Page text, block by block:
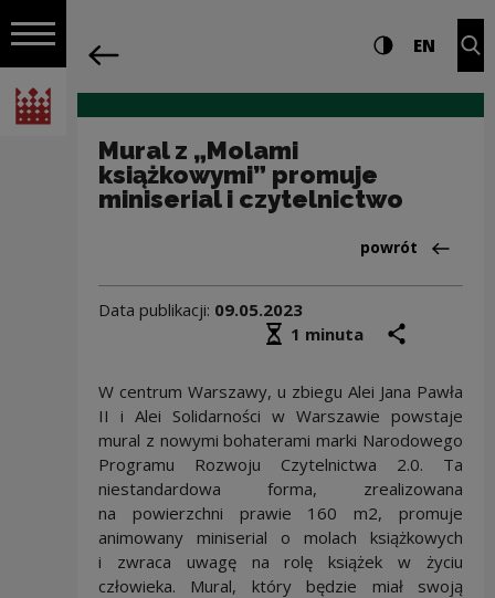
Włącz nawigację
Narodowe Centrum Kultury
Nawigacja Ustawienia i Wysoki
EN
Mural z „Molami
książkowymi” promuje
miniserial i czytelnictwo
Powrót
powrót
Data publikacji: 09.05.2023
Średni czas czytania
1 minuta
W centrum Warszawy, u zbiegu Alei Jana Pawła
II i Alei Solidarności w Warszawie powstaje
mural z nowymi bohaterami marki Narodowego
Programu Rozwoju Czytelnictwa 2.0. Ta
niestandardowa forma, zrealizowana
na powierzchni prawie 160 m2, promuje
animowany miniserial o molach książkowych
i zwraca uwagę na rolę książek w życiu
człowieka. Mural, który będzie miał swoją